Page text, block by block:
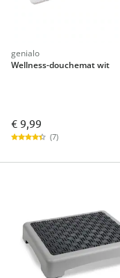
genialo
Wellness-douchemat wit
€ 9,99
(7)